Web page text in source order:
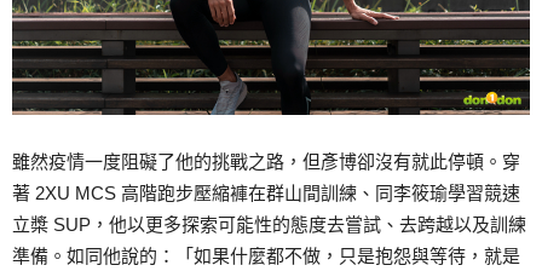
雖然疫情一度阻礙了他的挑戰之路，但彥博卻沒有就此停頓。穿
著 2XU MCS 高階跑步壓縮褲在群山間訓練、同李筱瑜學習競速
立槳 SUP，他以更多探索可能性的態度去嘗試、去跨越以及訓練
準備。如同他說的：「如果什麼都不做，只是抱怨與等待，就是